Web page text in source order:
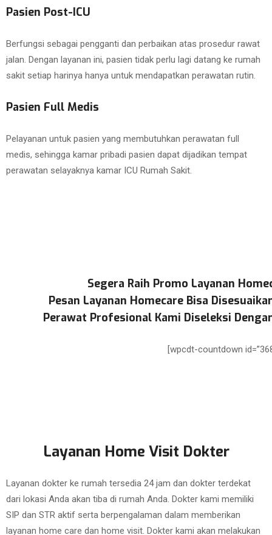
Pasien Post-ICU
Berfungsi sebagai pengganti dan perbaikan atas prosedur rawat
jalan. Dengan layanan ini, pasien tidak perlu lagi datang ke rumah
sakit setiap harinya hanya untuk mendapatkan perawatan rutin.
Pasien Full Medis
Pelayanan untuk pasien yang membutuhkan perawatan full
medis, sehingga kamar pribadi pasien dapat dijadikan tempat
perawatan selayaknya kamar ICU Rumah Sakit.
Segera Raih Promo Layanan
Pesan Layanan Homecare Bisa
Perawat Profesional Kami Diseleksi
[wpcdt-countdown
Layanan Home Visit Dokter
Layanan dokter ke rumah tersedia 24 jam dan dokter terdekat
dari lokasi Anda akan tiba di rumah Anda. Dokter kami memiliki
SIP dan STR aktif serta berpengalaman dalam memberikan
layanan home care dan home visit. Dokter kami akan melakukan